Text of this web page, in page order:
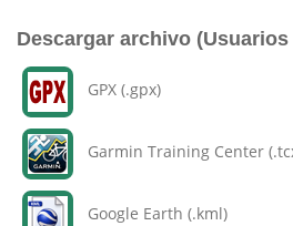
Descargar archivo
GPX (.gpx)
Garmin Training Center
Google Earth (.kml)